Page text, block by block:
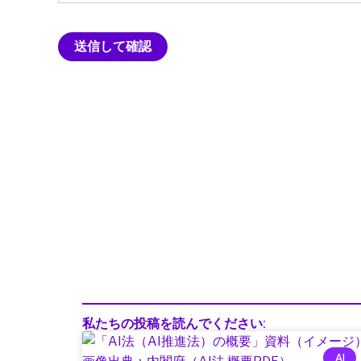
私たちの投稿を読んでください:
AI